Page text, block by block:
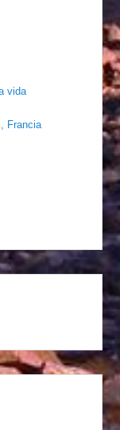
vida
Francia